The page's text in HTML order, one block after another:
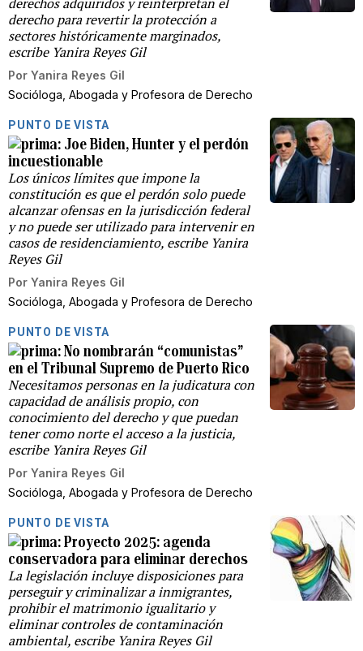
derecho para revertir la protección a
sectores históricamente marginados,
escribe Yanira Reyes Gil
Por Yanira Reyes Gil
Socióloga, Abogada y Profesora de Derecho
PUNTO DE VISTA
Joe Biden, Hunter y el perdón
incuestionable
Los únicos límites que impone la
constitución es que el perdón solo puede
alcanzar ofensas en la jurisdicción federal
y no puede ser utilizado para intervenir en
casos de residenciamiento, escribe Yanira
Reyes Gil
Por Yanira Reyes Gil
Socióloga, Abogada y Profesora de Derecho
PUNTO DE VISTA
No nombrarán “comunistas”
en el Tribunal Supremo de Puerto Rico
Necesitamos personas en la judicatura con
capacidad de análisis propio, con
conocimiento del derecho y que puedan
tener como norte el acceso a la justicia,
escribe Yanira Reyes Gil
Por Yanira Reyes Gil
Socióloga, Abogada y Profesora de Derecho
PUNTO DE VISTA
Proyecto 2025: agenda
conservadora para eliminar derechos
La legislación incluye disposiciones para
perseguir y criminalizar a inmigrantes,
prohibir el matrimonio igualitario y
eliminar controles de contaminación
ambiental, escribe Yanira Reyes Gil